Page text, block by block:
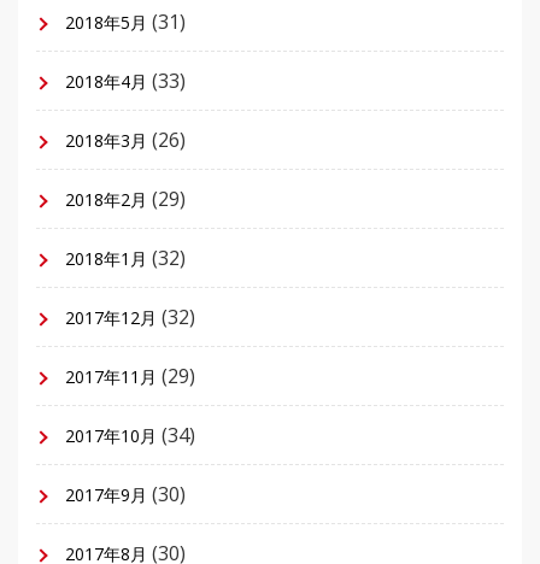
2018年5月 (31)
2018年4月 (33)
2018年3月 (26)
2018年2月 (29)
2018年1月 (32)
2017年12月 (32)
2017年11月 (29)
2017年10月 (34)
2017年9月 (30)
2017年8月 (30)